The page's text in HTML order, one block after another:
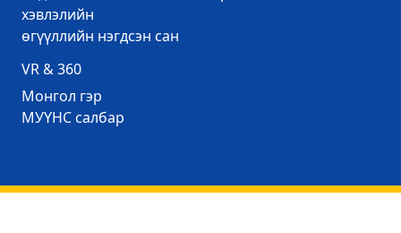
хэвлэлийн
өгүүллийн нэгдсэн сан
VR & 360
Mонгол гэр
МУҮНС салбар